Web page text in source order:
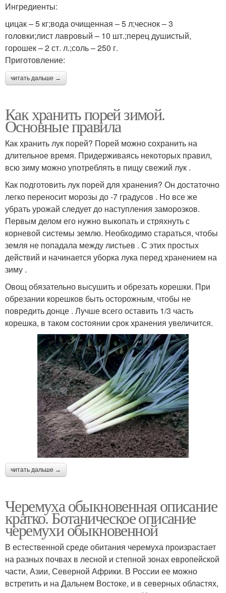
Ингредиенты:
цицак – 5 кг;вода очищенная – 5 л;чеснок – 3
головки;лист лавровый – 10 шт.;перец душистый,
горошек – 2 ст. л.;соль – 250 г.
Приготовление:
читать дальше →
Как хранить порей зимой.
Основные правила
Как хранить лук порей? Порей можно сохранить на
длительное время. Придерживаясь некоторых правил,
всю зиму можно употреблять в пищу свежий лук .
Как подготовить лук порей для хранения? Он достаточно
легко переносит морозы до -7 градусов . Но все же
убрать урожай следует до наступления заморозков.
Первым делом его нужно выкопать и стряхнуть с
корневой системы землю. Необходимо стараться, чтобы
земля не попадала между листьев . С этих простых
действий и начинается уборка лука перед хранением на
зиму .
Овощ обязательно высушить и обрезать корешки. При
обрезании корешков быть осторожным, чтобы не
повредить донце . Лучше всего оставить 1/3 часть
корешка, в таком состоянии срок хранения увеличится.
читать дальше →
Черемуха обыкновенная описание
кратко. Ботаническое описание
черемухи обыкновенной
В естественной среде обитания черемуха произрастает
на разных почвах в лесной и степной зонах европейской
части, Азии, Северной Африки. В России ее можно
встретить и на Дальнем Востоке, и в северных областях,